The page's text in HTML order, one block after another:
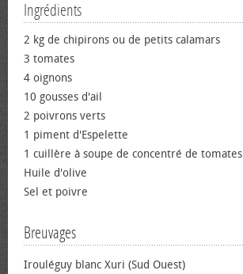
Ingrédients
2 kg de chipirons ou de petits calamars
3 tomates
4 oignons
10 gousses d'ail
2 poivrons verts
1 piment d'Espelette
1 cuillère à soupe de concentré de tomates
Huile d'olive
Sel et poivre
Breuvages
Irouléguy blanc Xuri (Sud Ouest)